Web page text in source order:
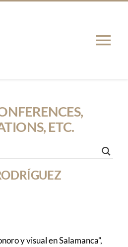
ETC.
y visual en Salamanca”,